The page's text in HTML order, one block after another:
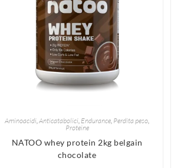
Aminoacidi Anticatabolici Endurance Perdita peso
Proteine
NATOO whey protein 2kg belgain
chocolate